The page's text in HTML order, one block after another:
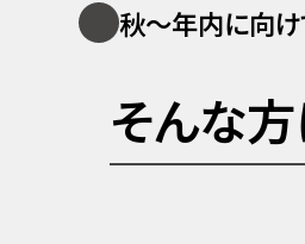
秋〜年内に向け
そんな